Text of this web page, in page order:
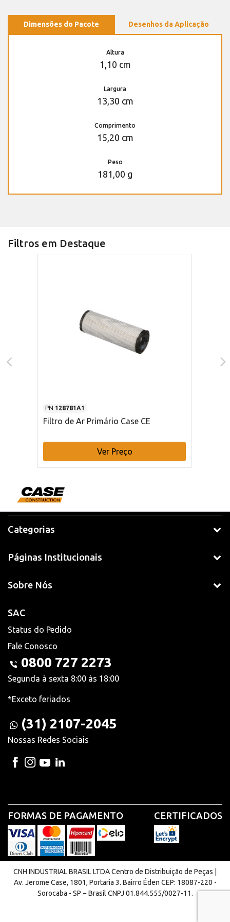
Dimensões do Pacote Desenhos da Aplicação
Altura
1,10 cm
Largura
13,30 cm
Comprimento
15,20 cm
Peso
181,00 g
Filtros em Destaque
PN 128781A1
Filtro de Ar Primário Case CE
Ver Preço
Categorias
Páginas Institucionais
Sobre Nós
SAC
Status do Pedido
Fale Conosco
0800 727 2273
Segunda à sexta 8:00 às 18:00
*Exceto feriados
(31) 2107-2045
Nossas Redes Sociais
FORMAS DE PAGAMENTO CERTIFICADOS
CNH INDUSTRIAL BRASIL LTDA Centro de Distribuição de Peças |
Av. Jerome Case, 1801, Portaria 3. Bairro Éden CEP: 18087-220 -
Sorocaba - SP − Brasil CNPJ 01.844.555/0027-11.